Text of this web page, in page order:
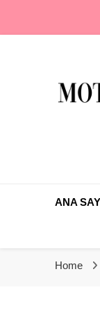
ANA
Home